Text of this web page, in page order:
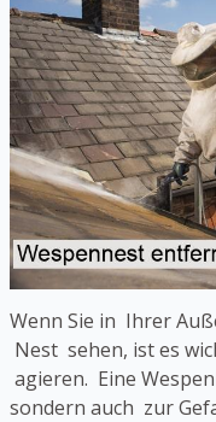
Wenn Sie in Ihrer
Nest sehen, ist es
agieren. Eine
sondern auch zur